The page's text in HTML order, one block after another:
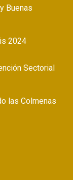
Buenas
2024
Sectorial
las Colmenas